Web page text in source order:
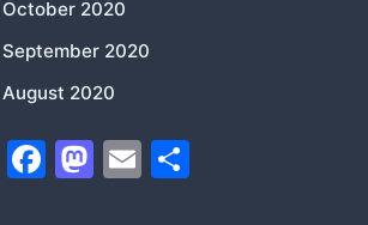
October 2020
September 2020
August 2020
F
M E